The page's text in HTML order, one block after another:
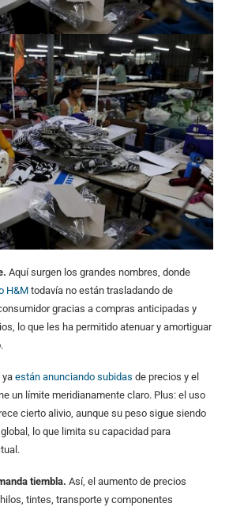
Aquí surgen los grandes nombres, donde
H&M todavía no están trasladando de
gracias a compras anticipadas y
lo que les ha permitido atenuar y amortiguar
ya están anunciando subidas de precios y el
un límite meridianamente claro. Plus: el uso
cierto alivio, aunque su peso sigue siendo
lo que limita su capacidad para
tiembla. Así, el aumento de precios
tintes, transporte y componentes